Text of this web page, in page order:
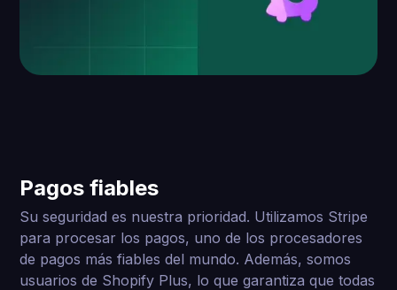
que pueda volver a jugar en cuestión de minutos.
Pagos fiables
Su seguridad es nuestra prioridad. Utilizamos Stripe
para procesar los pagos, uno de los procesadores
de pagos más fiables del mundo. Además, somos
usuarios de Shopify Plus, lo que garantiza que todas